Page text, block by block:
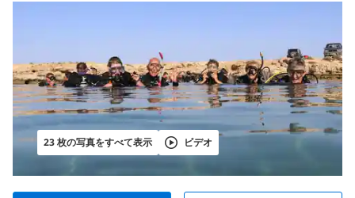
23 枚の写真をすべて表示 ビデオ